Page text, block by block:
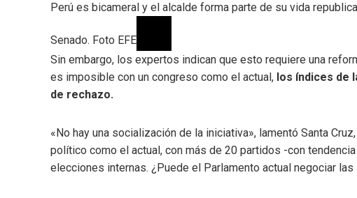
Perú es bicameral y el alcalde forma parte de su vida
Senado. Foto EFE
Sin embargo, los expertos indican que esto requiere una
es imposible con un congreso como el actual, los índices de
de rechazo.
«No hay una socialización de la iniciativa», lamentó Santa
político como el actual, con más de 20 partidos -con
elecciones internas. ¿Puede el Parlamento actual negociar